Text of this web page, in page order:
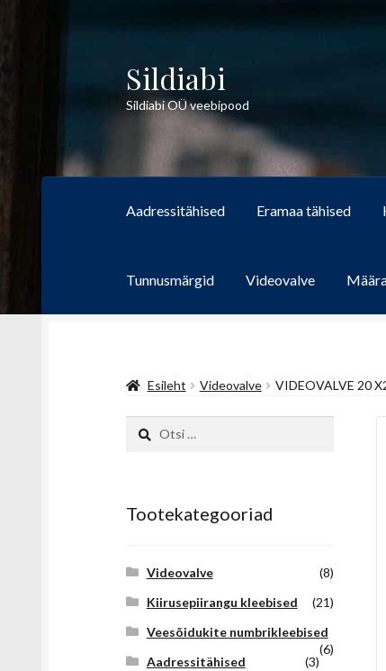
Liigu
navigeerimisele
Liigu
sisu
juurde
Sildiabi
Sildiabi OÜ veebipood
Aadressitähised Eramaa tähised
Tunnusmärgid Videovalve
Esileht Videovalve VIDEOVALVE 20
Otsi:
Tootekategooriad
Videovalve
(8)
Kiirusepiirangu kleebised
(21)
Veesõidukite numbrikleebised
(6)
Aadressitähised
(3)